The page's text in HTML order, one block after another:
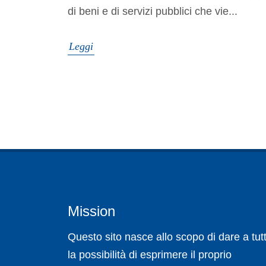
di beni e di servizi pubblici che vie...
Leggi
Mission
Questo sito nasce allo scopo di dare a
la possibilità di esprimere il proprio